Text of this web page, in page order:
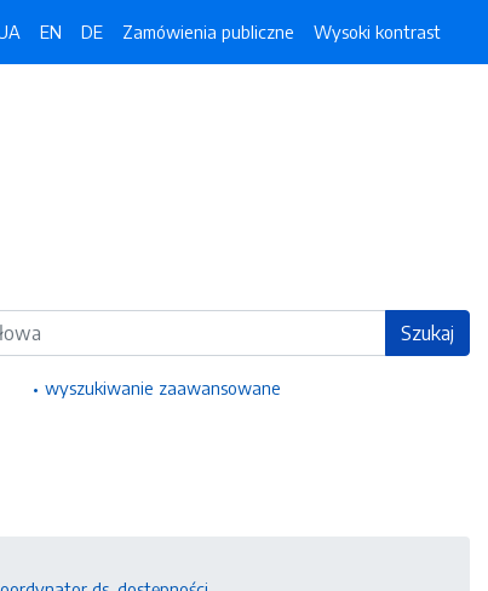
EN DE Zamówienia publiczne Wysoki kontrast
Szukaj
wyszukiwanie zaawansowane